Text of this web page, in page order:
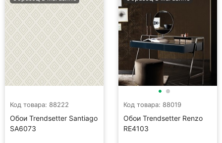
Код товара: 88222
Обои Trendsetter Santiago
SA6073
Код товара: 88019
Обои Trendsetter Renzo
RE4103